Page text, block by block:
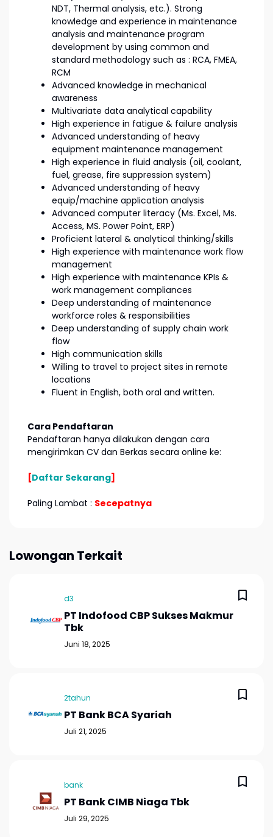
NDT, Thermal analysis, etc.). Strong
knowledge and experience in maintenance
analysis and maintenance program
development by using common and
standard methodology such as : RCA, FMEA,
RCM
Advanced knowledge in mechanical
awareness
Multivariate data analytical capability
High experience in fatigue & failure analysis
Advanced understanding of heavy
equipment maintenance management
High experience in fluid analysis (oil, coolant,
fuel, grease, fire suppression system)
Advanced understanding of heavy
equip/machine application analysis
Advanced computer literacy (Ms. Excel, Ms.
Access, MS. Power Point, ERP)
Proficient lateral & analytical thinking/skills
High experience with maintenance work flow
management
High experience with maintenance KPIs &
work management compliances
Deep understanding of maintenance
workforce roles & responsibilities
Deep understanding of supply chain work
flow
High communication skills
Willing to travel to project sites in remote
locations
Fluent in English, both oral and written.
Cara Pendaftaran
Pendaftaran hanya dilakukan dengan cara
mengirimkan CV dan Berkas secara online ke:
[Daftar Sekarang]
Paling Lambat : Secepatnya
Lowongan Terkait
d3
PT Indofood CBP Sukses Makmur
Tbk
Juni 18, 2025
2tahun
PT Bank BCA Syariah
Juli 21, 2025
bank
PT Bank CIMB Niaga Tbk
Juli 29, 2025